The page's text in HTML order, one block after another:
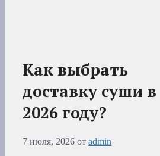
Как выбрать
доставку суши в
2026 году?
7 июля, 2026 от admin